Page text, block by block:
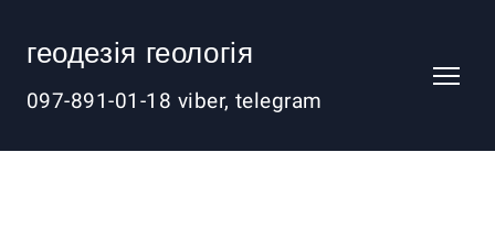
геодезія геологія
097-891-01-18 viber, telegram